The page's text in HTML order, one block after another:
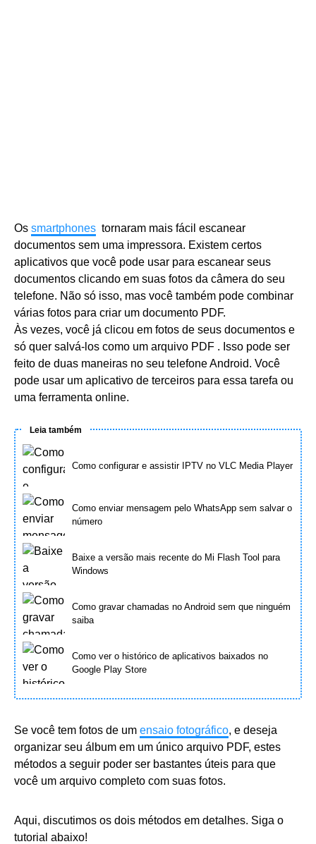
Os smartphones tornaram mais fácil escanear
documentos sem uma impressora. Existem certos
aplicativos que você pode usar para escanear seus
documentos clicando em suas fotos da câmera do seu
telefone. Não só isso, mas você também pode combinar
várias fotos para criar um documento PDF.
Às vezes, você já clicou em fotos de seus documentos e
só quer salvá-los como um arquivo PDF . Isso pode ser
feito de duas maneiras no seu telefone Android. Você
pode usar um aplicativo de terceiros para essa tarefa ou
uma ferramenta online.
Leia também
Como configurar e assistir IPTV no VLC Media Player
Como enviar mensagem pelo WhatsApp sem salvar o
número
Baixe a versão mais recente do Mi Flash Tool para
Windows
Como gravar chamadas no Android sem que ninguém
saiba
Como ver o histórico de aplicativos baixados no
Google Play Store
Se você tem fotos de um ensaio fotográfico, e deseja
organizar seu álbum em um único arquivo PDF, estes
métodos a seguir poder ser bastantes úteis para que
você um arquivo completo com suas fotos.
Aqui, discutimos os dois métodos em detalhes. Siga o
tutorial abaixo!